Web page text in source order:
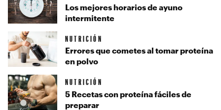
Los mejores horarios de ayuno
intermitente
NUTRICIÓN
Errores que cometes al tomar proteína
en polvo
NUTRICIÓN
5 Recetas con proteína fáciles de
preparar